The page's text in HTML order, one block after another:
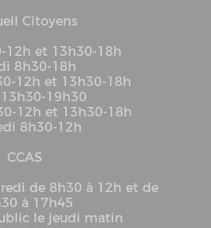
Citoyens
12h et 13h30-18h
8h30-18h
12h et 13h30-18h
19h30
12h et 13h30-18h
8h30-12h
CCAS
de 8h30 à 12h et de
à 17h45
le jeudi matin